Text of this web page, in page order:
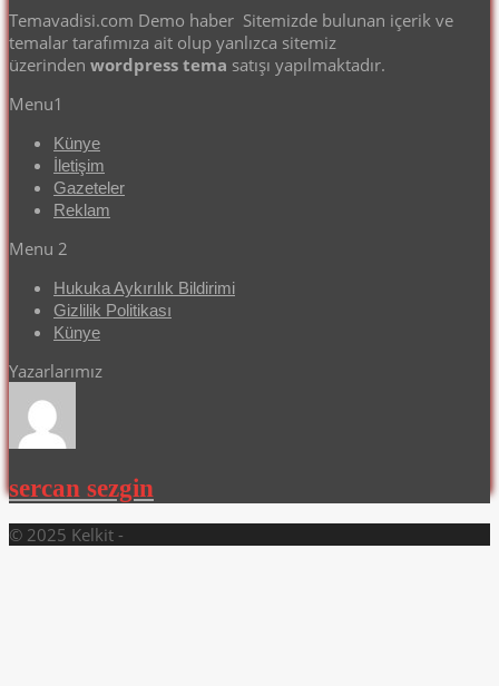
Temavadisi.com Demo haber Sitemizde bulunan içerik ve
temalar tarafımıza ait olup yanlızca sitemiz
üzerinden wordpress tema satışı yapılmaktadır.
Menu1
Künye
İletişim
Gazeteler
Reklam
Menu 2
Hukuka Aykırılık Bildirimi
Gizlilik Politikası
Künye
Yazarlarımız
sercan sezgin
© 2025 Kelkit -